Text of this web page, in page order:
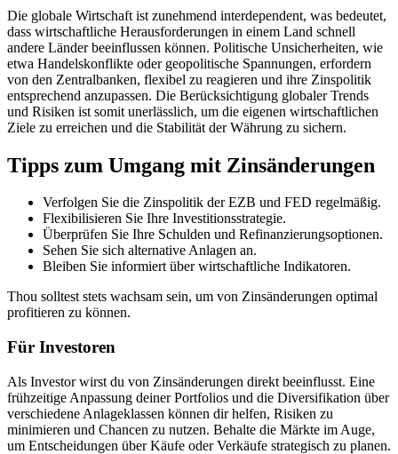
Die globale Wirtschaft ist zunehmend interdependent, was bedeutet,
dass wirtschaftliche Herausforderungen in einem Land schnell
andere Länder beeinflussen können. Politische Unsicherheiten, wie
etwa Handelskonflikte oder geopolitische Spannungen, erfordern
von den Zentralbanken, flexibel zu reagieren und ihre Zinspolitik
entsprechend anzupassen. Die Berücksichtigung globaler Trends
und Risiken ist somit unerlässlich, um die eigenen wirtschaftlichen
Ziele zu erreichen und die Stabilität der Währung zu sichern.
Tipps zum Umgang mit Zinsänderungen
Verfolgen Sie die Zinspolitik der EZB und FED regelmäßig.
Flexibilisieren Sie Ihre Investitionsstrategie.
Überprüfen Sie Ihre Schulden und Refinanzierungsoptionen.
Sehen Sie sich alternative Anlagen an.
Bleiben Sie informiert über wirtschaftliche Indikatoren.
Thou solltest stets wachsam sein, um von Zinsänderungen optimal
profitieren zu können.
Für Investoren
Als Investor wirst du von Zinsänderungen direkt beeinflusst. Eine
frühzeitige Anpassung deiner Portfolios und die Diversifikation über
verschiedene Anlageklassen können dir helfen, Risiken zu
minimieren und Chancen zu nutzen. Behalte die Märkte im Auge,
um Entscheidungen über Käufe oder Verkäufe strategisch zu planen.